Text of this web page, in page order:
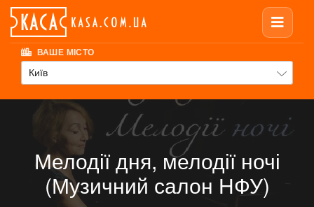
ВАШЕ МІСТО
Київ
Мелодії дня, мелодії ночі
(Музичний салон НФУ)